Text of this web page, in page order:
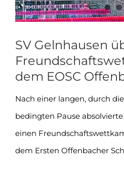
SV Gelnhausen
dem EOSC
Nach einer langen, durch
bedingten Pause
einen
dem Ersten Offenbacher